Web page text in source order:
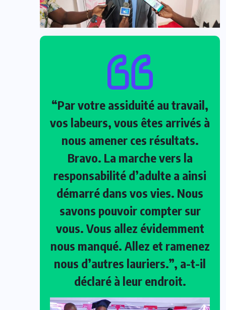
“Par votre assiduité au travail,
vos labeurs, vous êtes arrivés à
nous amener ces résultats.
Bravo. La marche vers la
responsabilité d’adulte a ainsi
démarré dans vos vies. Nous
savons pouvoir compter sur
vous. Vous allez évidemment
nous manqué. Allez et ramenez
nous d’autres lauriers.”, a-t-il
déclaré à leur endroit.